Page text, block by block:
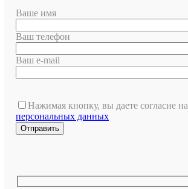
Ваше имя
Ваш телефон
Ваш e-mail
Нажимая кнопку, вы даете согласие на
персональных данных